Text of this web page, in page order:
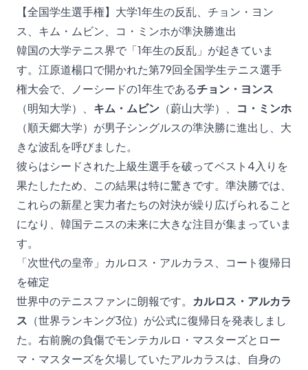
【全国学生選手権】大学1年生の反乱、チョン・ヨン
ス、キム・ムビン、コ・ミンホが準決勝進出
韓国の大学テニス界で「1年生の反乱」が起きていま
す。江原道楊口で開かれた第79回全国学生テニス選手
権大会で、ノーシードの1年生であるチョン・ヨンス
（明知大学）、 キム・ムビン （蔚山大学）、 コ・ミンホ
（順天郷大学）が男子シングルスの準決勝に進出し、大
きな波乱を呼びました。
彼らはシードされた上級生選手を破ってベスト4入りを
果たしたため、この結果は特に驚きです。準決勝では、
これらの新星と実力者たちの対決が繰り広げられること
になり、韓国テニスの未来に大きな注目が集まっていま
す。
「次世代の皇帝」カルロス・アルカラス、コート復帰日
を確定
世界中のテニスファンに朗報です。 カルロス・アルカラ
ス （世界ランキング3位）が公式に復帰日を発表しまし
た。右前腕の負傷でモンテカルロ・マスターズとロー
マ・マスターズを欠場していたアルカラスは、自身の